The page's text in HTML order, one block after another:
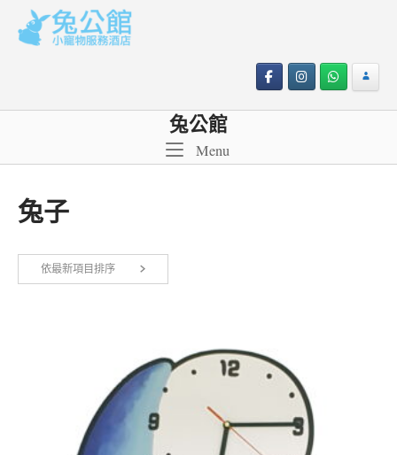
content
兔公館
MenuMenu
兔子
依最新項目排序
序